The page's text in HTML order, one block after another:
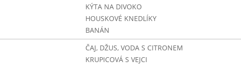
KÝTA NA DIVOKO
HOUSKOVÉ KNEDLÍKY
BANÁN
ČAJ, DŽUS, VODA S CITRONEM
KRUPICOVÁ S VEJCI